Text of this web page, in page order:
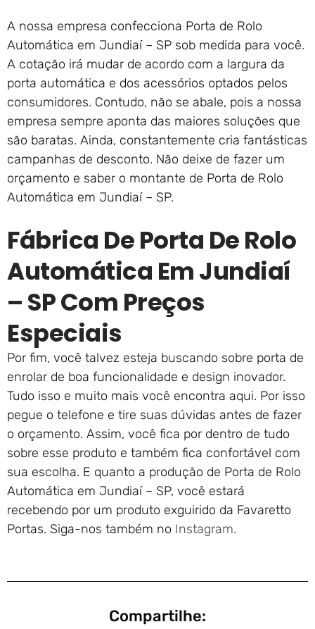
A nossa empresa confecciona Porta de Rolo
Automática em Jundiaí – SP sob medida para você.
A cotação irá mudar de acordo com a largura da
porta automática e dos acessórios optados pelos
consumidores. Contudo, não se abale, pois a nossa
empresa sempre aponta das maiores soluções que
são baratas. Ainda, constantemente cria fantásticas
campanhas de desconto. Não deixe de fazer um
orçamento e saber o montante de Porta de Rolo
Automática em Jundiaí – SP.
Fábrica De Porta De Rolo
Automática Em Jundiaí
– SP Com Preços
Especiais
Por fim, você talvez esteja buscando sobre porta de
enrolar de boa funcionalidade e design inovador.
Tudo isso e muito mais você encontra aqui. Por isso
pegue o telefone e tire suas dúvidas antes de fazer
o orçamento. Assim, você fica por dentro de tudo
sobre esse produto e também fica confortável com
sua escolha. E quanto a produção de Porta de Rolo
Automática em Jundiaí – SP, você estará
recebendo por um produto exguirido da Favaretto
Portas. Siga-nos também no Instagram.
Compartilhe: